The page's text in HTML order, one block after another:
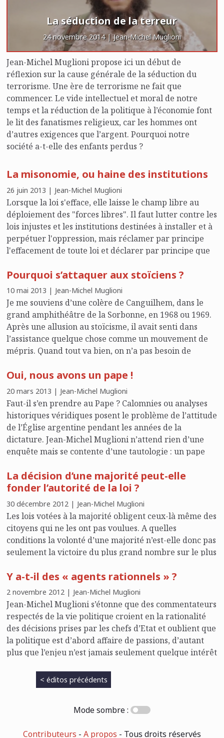
La séduction de la terreur
24 novembre 2014 | Jean-Michel Muglioni
Jean-Michel Muglioni propose ici un début de
réflexion sur la cause générale de la séduction du
terrorisme. Une ère de terrorisme ne fait que
commencer. Le vide intellectuel et moral de notre
temps et la réduction de la politique à l’économie font
le lit des fanatismes religieux, car les hommes ont
d’autres exigences que l’argent. Pourquoi notre
société a-t-elle des enfants perdus ?
La misonomie, ou haine des institutions
26 juin 2013 | Jean-Michel Muglioni
Lorsque la loi s'efface, elle laisse le champ libre au
déploiement des "forces libres". Il faut lutter contre les
lois injustes et les institutions destinées à installer et à
perpétuer l'oppression, mais réclamer par principe
l'effacement de toute loi et déclarer par principe que
pouvoirs - ceux qui nous oppriment à l'extérieur et
ceux qui nous gouvernent à notre insu de l'intérieur.
Pourquoi s’attaquer aux stoïciens ?
10 mai 2013 | Jean-Michel Muglioni
Je me souviens d’une colère de Canguilhem, dans le
grand amphithéâtre de la Sorbonne, en 1968 ou 1969.
Après une allusion au stoïcisme, il avait senti dans
l’assistance quelque chose comme un mouvement de
mépris. Quand tout va bien, on n’a pas besoin de
a que le stoïcisme. Par exemple lorsqu’on est en camp
de concentration. La formulation était plus percutante
et plus belle. Nous savions qu’il avait été un vrai
résistant.
Oui, nous avons un pape !
20 mars 2013 | Jean-Michel Muglioni
Faut-il s’en prendre au Pape ? Calomnies ou analyses
historiques véridiques posent le problème de l’attitude
de l’Église argentine pendant les années de la
dictature. Jean-Michel Muglioni n’attend rien d’une
enquête mais se contente d’une tautologie : un pape
l’Église comme les vieillards est obsédée par le souci
de sa conservation.
La décision d’une majorité peut-elle
fonder l’autorité de la loi ?
30 décembre 2012 | Jean-Michel Muglioni
Les lois votées à la majorité obligent ceux-là même des
citoyens qui ne les ont pas voulues. A quelles
conditions la volonté d’une majorité n’est-elle donc pas
seulement la victoire du plus grand nombre sur le plus
elle la minorité ? Une conception arithmétique de la
majorité sape l’autorité des lois.
Y a-t-il des « agents rationnels » ?
2 novembre 2012 | Jean-Michel Muglioni
Jean-Michel Muglioni s’étonne que des commentateurs
respectés de la vie politique croient en la rationalité
des décisions prises par les chefs d’Etat et oublient que
la politique est d’abord affaire de passions, d’autant
plus que l’enjeu n’est jamais seulement quelque intérêt
< éditos précédents
Mode sombre :
Contributeurs - A propos - Tous droits réservés